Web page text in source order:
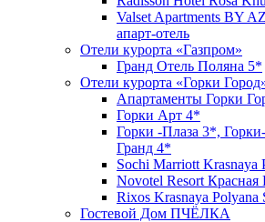
Valset Apartments BY
апарт-отель
Отели курорта «Газпром»
Гранд Отель Поляна 5*
Отели курорта «Горки
Апартаменты Горки
Горки Арт 4*
Горки -Плаза 3*,
Гранд 4*
Sochi Marriott Krasnaya
Novotel Resort Красная
Rixos Krasnaya Polyana
Гостевой Дом ПЧЁЛКА